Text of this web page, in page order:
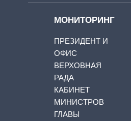
МОНИТОРИНГ
ПРЕЗИДЕНТ И
ОФИС
ВЕРХОВНАЯ
РАДА
КАБИНЕТ
МИНИСТРОВ
ГЛАВЫ